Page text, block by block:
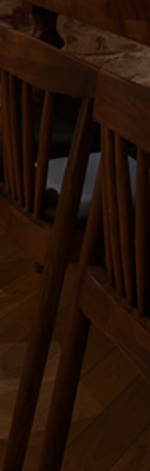
Ресторан
―